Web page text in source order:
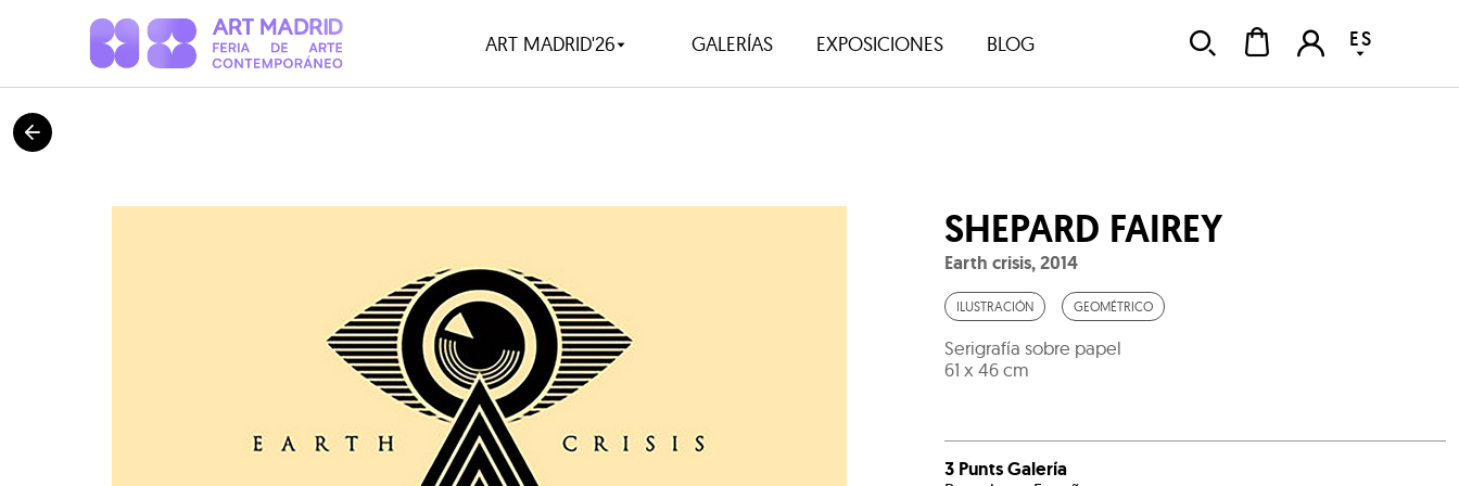
ART MADRID'26 GALERÍAS EXPOSICIONES BLOG ES
SHEPARD FAIREY
Earth crisis,2014
ILUSTRACIÓN GEOMÉTRICO
Serigrafía sobre papel
61 x 46 cm
3 Punts Galería